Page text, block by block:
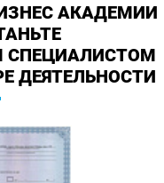
АКАДЕМИИ
ДЕЯТЕЛЬНОСТИ